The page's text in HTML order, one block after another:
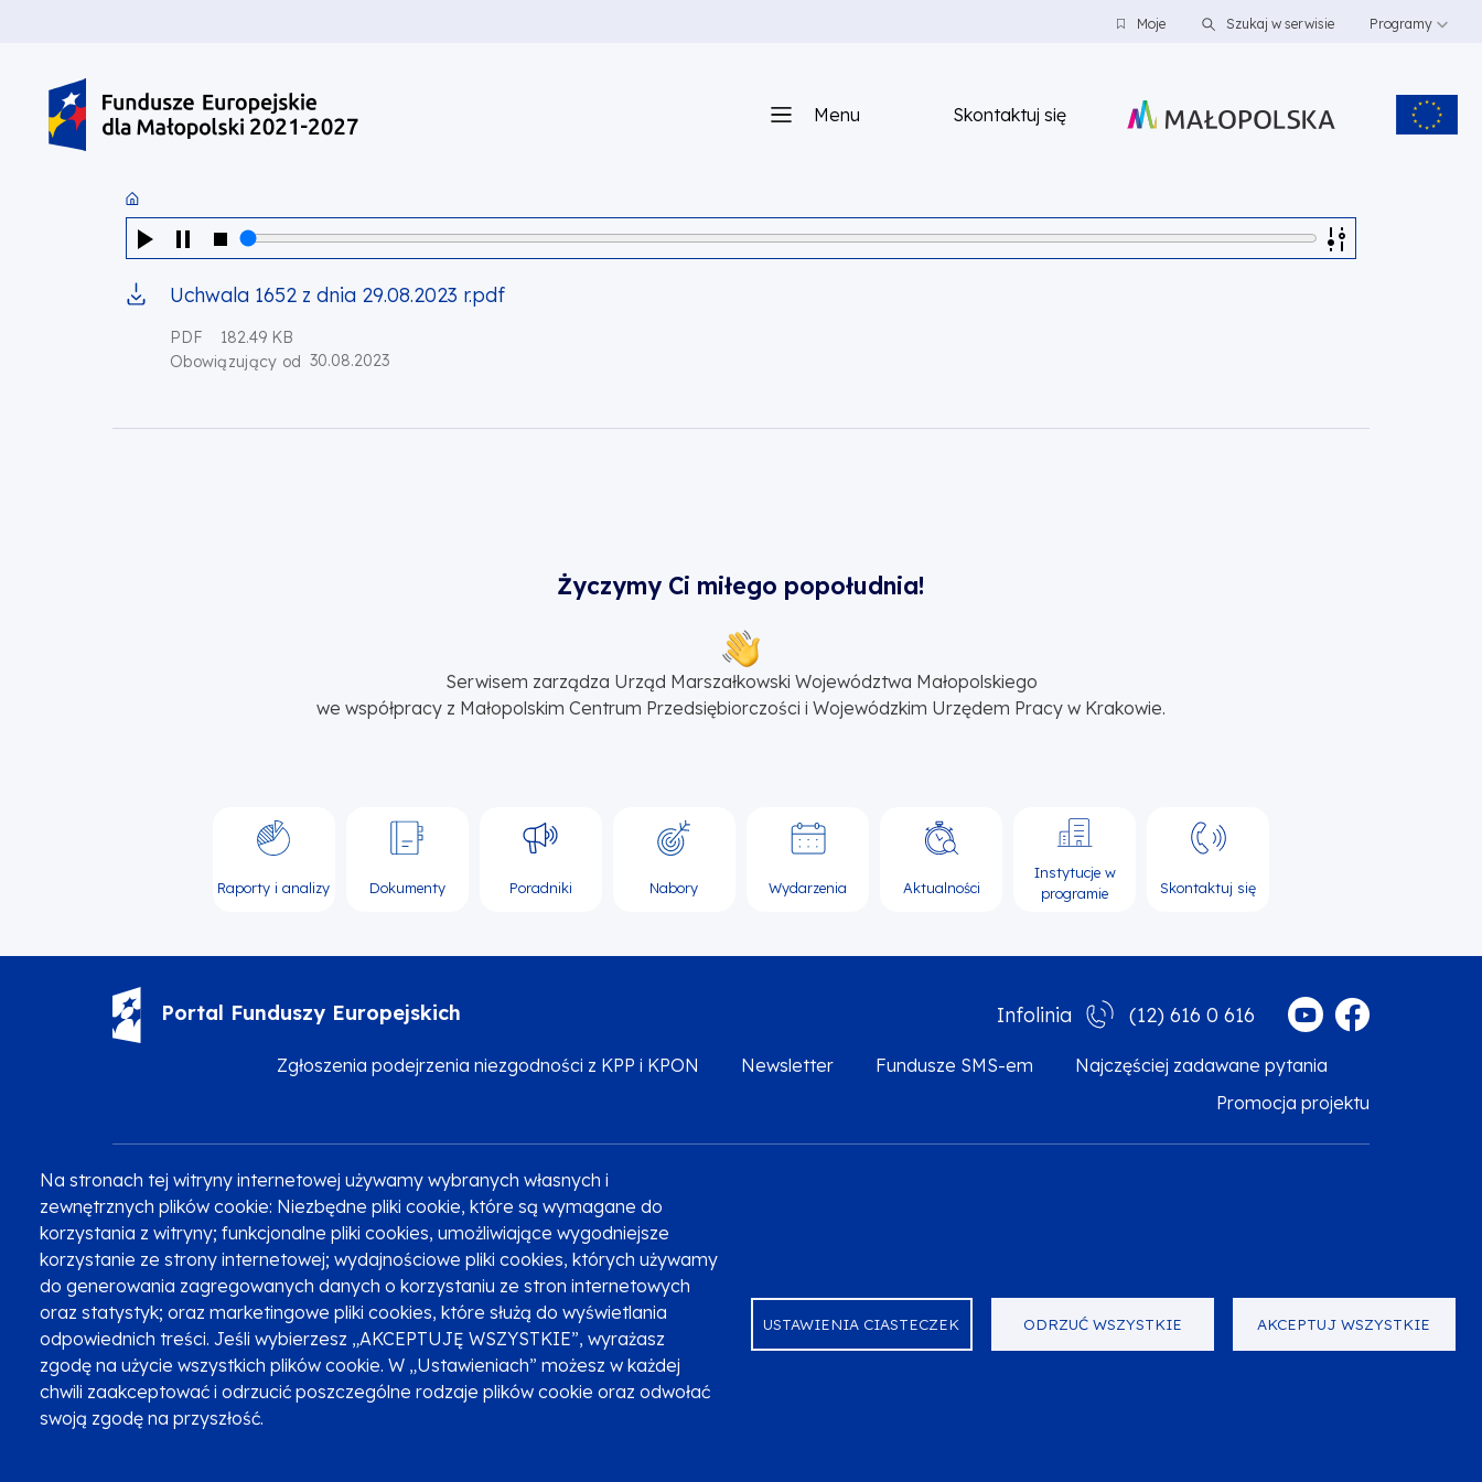
Moje Szukaj w serwisie Programy
Na stronach tej witryny internetowej używamy wybranych własnych i
zewnętrznych plików cookie: Niezbędne pliki cookie, które są wymagane do
korzystania z witryny; funkcjonalne pliki cookies, umożliwiające wygodniejsze
korzystanie ze strony internetowej; wydajnościowe pliki cookies, których używamy
do generowania zagregowanych danych o korzystaniu ze stron internetowych
oraz statystyk; oraz marketingowe pliki cookies, które służą do wyświetlania
odpowiednich treści. Jeśli wybierzesz „AKCEPTUJĘ WSZYSTKIE”, wyrażasz
zgodę na użycie wszystkich plików cookie. W „Ustawieniach” możesz w każdej
chwili zaakceptować i odrzucić poszczególne rodzaje plików cookie oraz odwołać
swoją zgodę na przyszłość.
USTAWIENIA CIASTECZEK ODRZUĆ WSZYSTKIE AKCEPTUJ WSZYSTKIE
Menu Skontaktuj się
Uchwala 1652 z dnia 29.08.2023 r.pdf
PDF
182.49 KB
Obowiązujący od 30.08.2023
Życzymy Ci miłego popołudnia!
Serwisem zarządza Urząd Marszałkowski Województwa Małopolskiego
we współpracy z Małopolskim Centrum Przedsiębiorczości i Wojewódzkim Urzędem Pracy w Krakowie.
Raporty i analizy Dokumenty Poradniki Nabory Wydarzenia Aktualności
Instytucje w
programie
Skontaktuj się
Portal Funduszy Europejskich Infolinia (12) 616 0 616
Zgłoszenia podejrzenia niezgodności z KPP i KPON Newsletter Fundusze SMS-em
Najczęściej zadawane pytania
Promocja projektu
Zobacz inne programy Poznaj Fundusze 2014-2020 Deklaracja dostępności
Serwis dofinansowany przez Unię Europejską z programu Fundusze Europejskie dla Małopolski na lata 2021-2027.